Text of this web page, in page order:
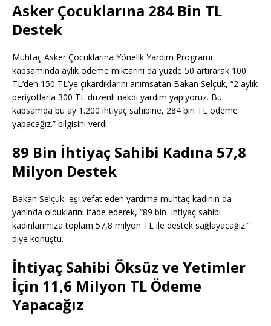
Asker Çocuklarına 284 Bin TL
Destek
Muhtaç Asker Çocuklarına Yönelik Yardım Programı
kapsamında aylık ödeme miktarını da yüzde 50 artırarak 100
TL’den 150 TL’ye çıkardıklarını anımsatan Bakan Selçuk, “2 aylık
periyotlarla 300 TL düzenli nakdi yardım yapıyoruz. Bu
kapsamda bu ay 1.200 ihtiyaç sahibine, 284 bin TL ödeme
yapacağız.” bilgisini verdi.
89 Bin İhtiyaç Sahibi Kadına 57,8
Milyon Destek
Bakan Selçuk, eşi vefat eden yardıma muhtaç kadının da
yanında olduklarını ifade ederek, “89 bin ihtiyaç sahibi
kadınlarımıza toplam 57,8 milyon TL ile destek sağlayacağız.”
diye konuştu.
İhtiyaç Sahibi Öksüz ve Yetimler
İçin 11,6 Milyon TL Ödeme
Yapacağız